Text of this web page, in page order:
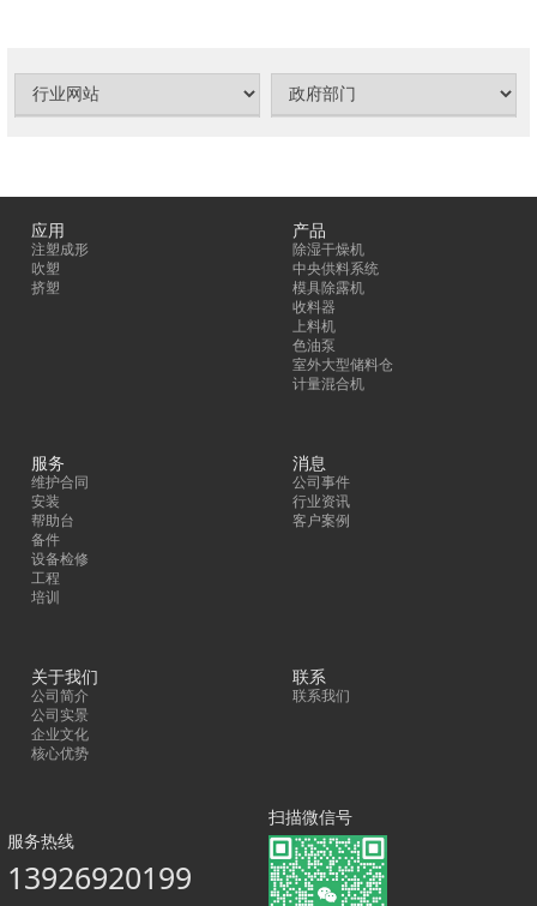
应用
注塑成形
吹塑
挤塑
产品
除湿干燥机
中央供料系统
模具除露机
收料器
上料机
色油泵
室外大型储料仓
计量混合机
服务
维护合同
安装
帮助台
备件
设备检修
工程
培训
消息
公司事件
行业资讯
客户案例
关于我们
公司简介
公司实景
企业文化
核心优势
联系
联系我们
服务热线
13926920199
扫描微信号